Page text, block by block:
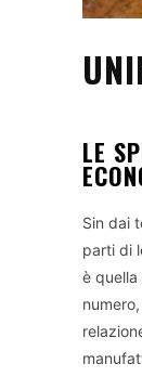
LE
Sin dai
parti di
è